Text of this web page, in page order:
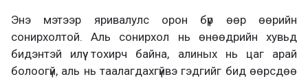
Энэ мэтээр яривалулс орон бүр өөр өөрийн
сонирхолтой. Аль сонирхол нь өнөөдрийн хувьд
бидэнтэй илүү тохирч байна, алиных нь цаг арай
болоогүй, аль нь таалагдахгүйвэ гэдгийг бид өөрсдөө